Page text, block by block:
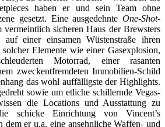
haben er und sein Team ohne
gesetzt. Eine ausgedehnte One-Shot-
sicheren Haus der Brewsters
einer einsamen Wüstenstraße ihren
Elemente wie einer Gasexplosion,
Motorrad, einer rasanten
zweckentfremdeten Immobilien-Schild
das wohl auffälligste der Highlights.
sowie um etliche schillernde Vegas-
die Locations und Ausstattung zu
schicke Einrichtung von Vincent’s
dem er u.a. eine ansehnliche Waffen- und